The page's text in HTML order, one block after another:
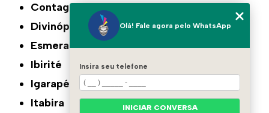
Contagem
Divinópolis
Esmeraldas
Ibirité
Igarapé
Itabira
Olá! Fale agora pelo WhatsApp
Insira seu telefone
INICIAR CONVERSA